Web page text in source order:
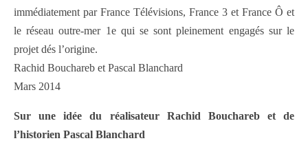
immédiatement par France Télévisions, France 3 et France Ô et
le réseau outre-mer 1e qui se sont pleinement engagés sur le
projet dés l’origine.
Rachid Bouchareb et Pascal Blanchard
Mars 2014
Sur une idée du réalisateur Rachid Bouchareb et de
l’historien Pascal Blanchard